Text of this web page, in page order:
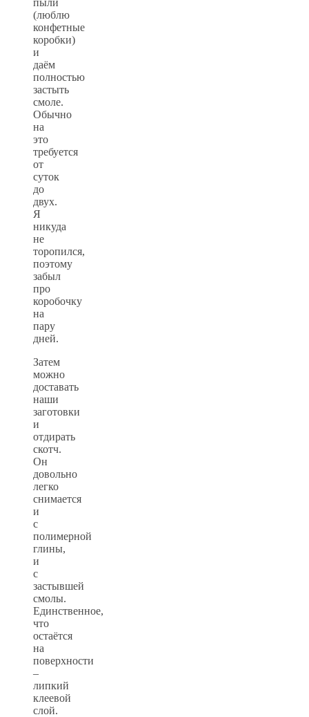
(люблю
конфетные
коробки)
и
даём
полностью
застыть
смоле.
Обычно
на
это
требуется
от
суток
до
двух.
Я
никуда
не
торопился,
поэтому
забыл
про
коробочку
на
пару
дней.
Затем
можно
доставать
наши
заготовки
и
отдирать
скотч.
Он
довольно
легко
снимается
и
с
полимерной
глины,
и
с
застывшей
смолы.
Единственное,
что
остаётся
на
поверхности
–
липкий
клеевой
слой.